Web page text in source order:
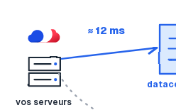
vos serveurs
≈ 12 ms